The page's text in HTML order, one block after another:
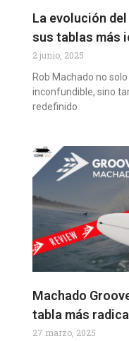
La evolución
sus tablas más
2 junio, 2025
Rob Machado no
inconfundible, sino
redefinido
Machado
tabla más
27 marzo, 2025